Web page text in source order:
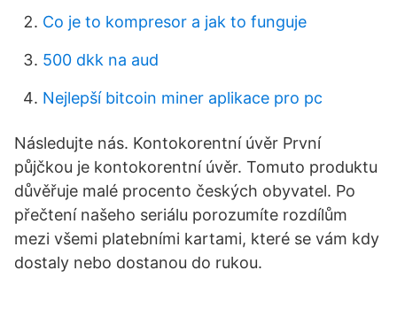
Co je to kompresor a jak to funguje
500 dkk na aud
Nejlepší bitcoin miner aplikace pro pc
Následujte nás. Kontokorentní úvěr První
půjčkou je kontokorentní úvěr. Tomuto produktu
důvěřuje malé procento českých obyvatel. Po
přečtení našeho seriálu porozumíte rozdílům
mezi všemi platebními kartami, které se vám kdy
dostaly nebo dostanou do rukou.